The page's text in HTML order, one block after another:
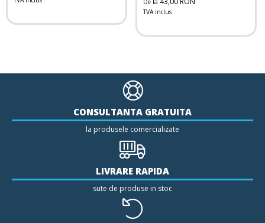
TVA inclus
CONSULTANTA GRATUITA
la produsele comercializate
LIVRARE RAPIDA
sute de produse in stoc